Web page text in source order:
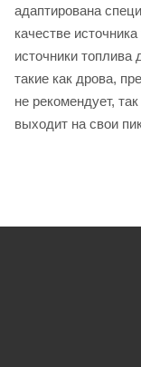
адаптирована
качестве
источники топлива
такие как дрова,
не рекомендует,
выходит на свои